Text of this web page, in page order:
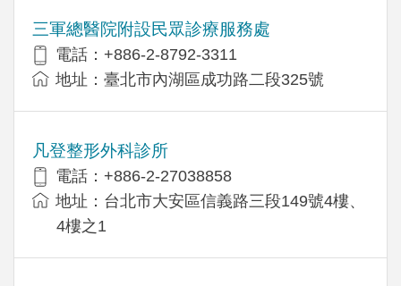
三軍總醫院附設民眾診療服務處
電話：+886-2-8792-3311
地址：臺北市內湖區成功路二段325號
凡登整形外科診所
電話：+886-2-27038858
地址：台北市大安區信義路三段149號4樓、
4樓之1